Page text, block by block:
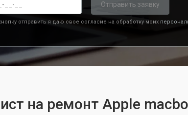
Отправить заявку
отправить я даю свое согласие на обработку моих
на ремонт Apple